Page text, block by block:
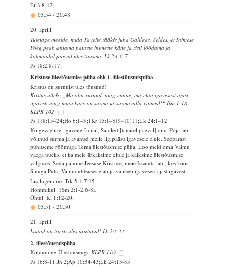
Ef 3:8-12;
05.54 - 20.48
20. aprill
Tuletage meelde, mida Ta teile rääkis juba Galileas, öeldes, et Inimese
Poeg peab antama patuste inimeste kätte ja risti löödama ja
kolmandal päeval üles tõusma. Lk 24:6-7
Ps 18:2,8-17;
Kristuse ülestõusmise püha ehk 1. ülestõusmispüha
Kristus on surnuist üles tõusnud!
Kristus ütleb: „Ma olin surnud, ning ennäe, ma elan igavesest ajast
igavesti ning minu käes on surma ja surmavalla võtmed!“ Ilm 1:18
KLPR 102
Ps 118:15–24;Ho 6:1–3;1Kr 15:1–8(9–10)11;Lk 24:1–12
Kõigeväeline, igavene Jumal, Sa oled [tänasel päeval] oma Poja läbi
võitnud surma ja avanud meile ligipääsu igavesele elule. Seepärast
pühitseme rõõmuga Tema ülestõusmise püha. Loo meid oma Vaimu
väega uueks, et ka meie ärkaksime elule ja käiksime ülestõusmise
valguses. Seda palume Jeesuse Kristuse, meie Issanda läbi, kes koos
Sinuga Püha Vaimu ühtsuses elab ja valitseb igavesest ajast igavesti.
Lisalugemine: Trk 5:1-7,15
Hommikul: 1Sm 2:1-2,6-8a
Õhtul: Kl 1:12-20;
05.51 - 20.50
21. aprill
Issand on tõesti üles äratatud! Lk 24:34
2. ülestõusmispüha
Kohtumine Ülestõusnuga KLPR 110
Ps 16:8-11;Jn 2;Ap 10:34-43;Lk 24:13-35